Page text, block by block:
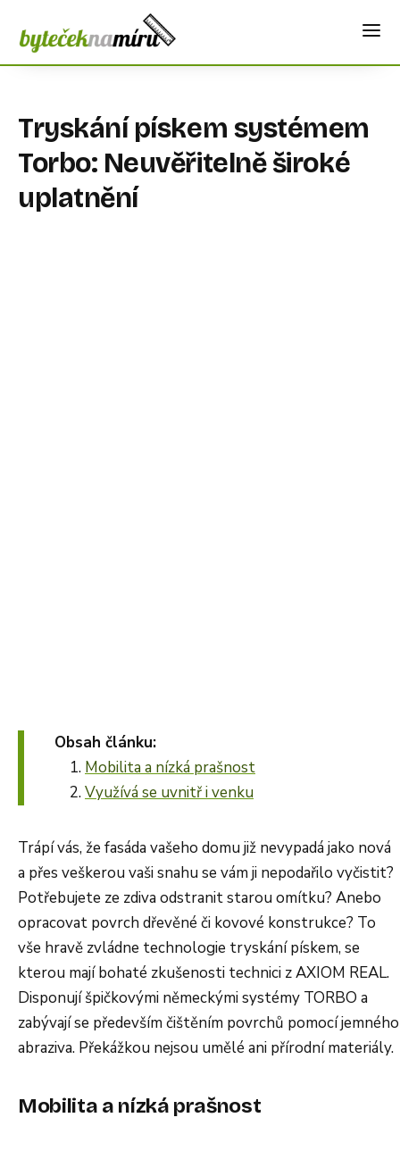
Tryskání pískem systémem
Torbo: Neuvěřitelně široké
uplatnění
Obsah článku:
Mobilita a nízká prašnost
Využívá se uvnitř i venku
Trápí vás, že fasáda vašeho domu již nevypadá jako nová
a přes veškerou vaši snahu se vám ji nepodařilo vyčistit?
Potřebujete ze zdiva odstranit starou omítku? Anebo
opracovat povrch dřevěné či kovové konstrukce? To
vše hravě zvládne technologie tryskání pískem, se
kterou mají bohaté zkušenosti technici z AXIOM REAL.
Disponují špičkovými německými systémy TORBO a
zabývají se především čištěním povrchů pomocí jemného
abraziva. Překážkou nejsou umělé ani přírodní materiály.
Mobilita a nízká prašnost